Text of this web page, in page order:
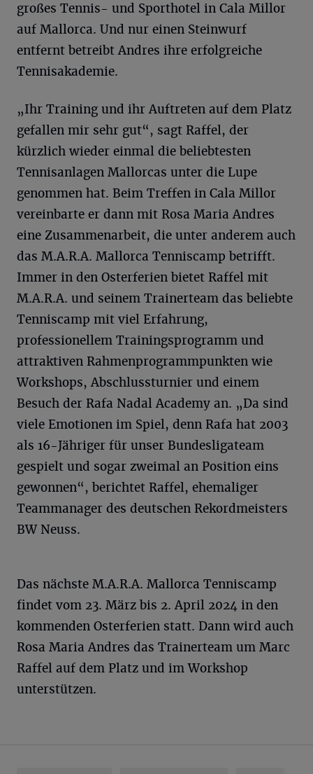
großes Tennis- und Sporthotel in Cala Millor
auf Mallorca. Und nur einen Steinwurf
entfernt betreibt Andres ihre erfolgreiche
Tennisakademie.
„Ihr Training und ihr Auftreten auf dem Platz
gefallen mir sehr gut“, sagt Raffel, der
kürzlich wieder einmal die beliebtesten
Tennisanlagen Mallorcas unter die Lupe
genommen hat. Beim Treffen in Cala Millor
vereinbarte er dann mit Rosa Maria Andres
eine Zusammenarbeit, die unter anderem auch
das M.A.R.A. Mallorca Tenniscamp betrifft.
Immer in den Osterferien bietet Raffel mit
M.A.R.A. und seinem Trainerteam das beliebte
Tenniscamp mit viel Erfahrung,
professionellem Trainingsprogramm und
attraktiven Rahmenprogrammpunkten wie
Workshops, Abschlussturnier und einem
Besuch der Rafa Nadal Academy an. „Da sind
viele Emotionen im Spiel, denn Rafa hat 2003
als 16-Jähriger für unser Bundesligateam
gespielt und sogar zweimal an Position eins
gewonnen“, berichtet Raffel, ehemaliger
Teammanager des deutschen Rekordmeisters
BW Neuss.
Das nächste M.A.R.A. Mallorca Tenniscamp
findet vom 23. März bis 2. April 2024 in den
kommenden Osterferien statt. Dann wird auch
Rosa Maria Andres das Trainerteam um Marc
Raffel auf dem Platz und im Workshop
unterstützen.